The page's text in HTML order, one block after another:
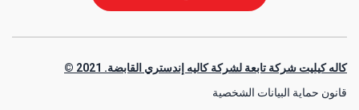
كاله كيليت شركة تابعة لشركة كاليه إندستري القابضة. 2021 ©
قانون حماية البيانات الشخصية